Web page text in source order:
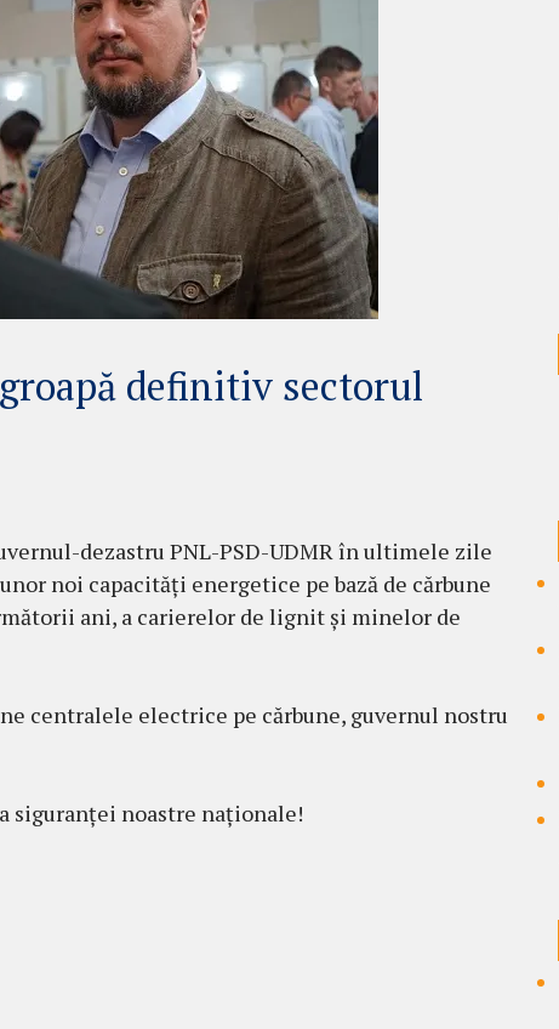
definitiv sectorul
dezastru PNL-PSD-UDMR în ultimele zile
noi capacități energetice pe bază de cărbune
ani, a carierelor de lignit și minelor de
centralele electrice pe cărbune, guvernul nostru
siguranței noastre naționale!